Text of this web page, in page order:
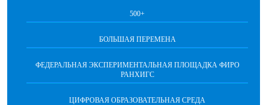
500+
БОЛЬШАЯ ПЕРЕМЕНА
ФЕДЕРАЛЬНАЯ ЭКСПЕРИМЕНТАЛЬНАЯ ПЛОЩАДКА ФИРО
РАНХИГС
ЦИФРОВАЯ ОБРАЗОВАТЕЛЬНАЯ СРЕДА